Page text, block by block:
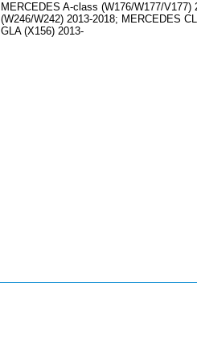
MERCEDES A-class (W176/W177/
(W246/W242) 2013-2018; MERCEDES
GLA (X156) 2013-